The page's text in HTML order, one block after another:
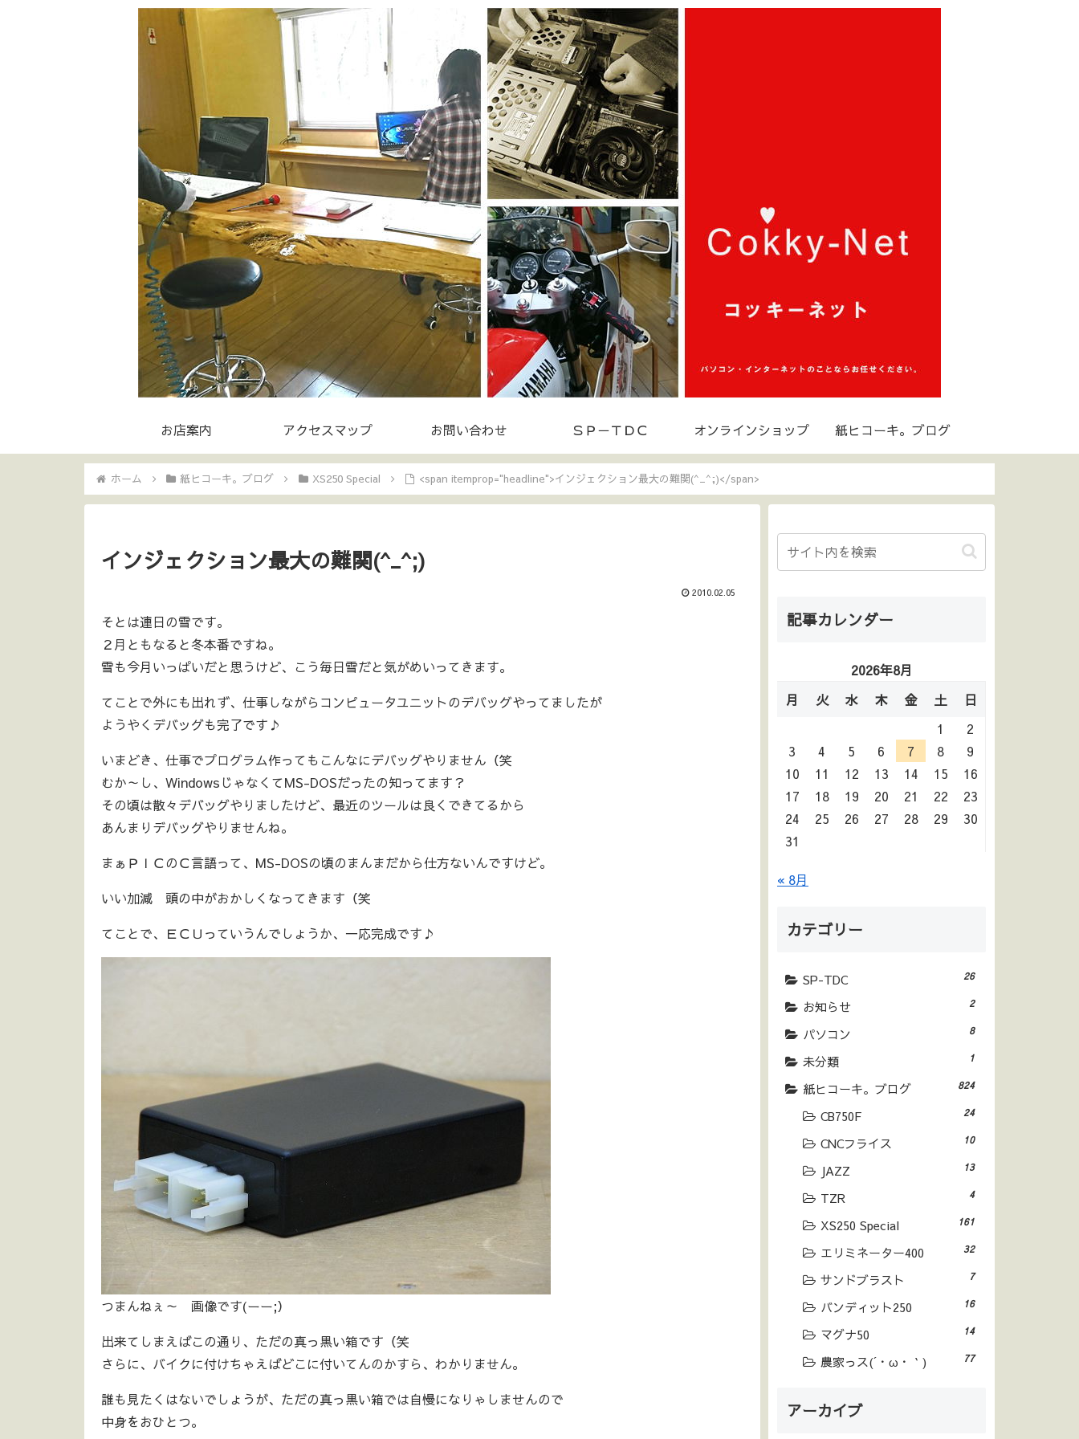
お店案内 アクセスマップ お問い合わせ ＳＰ－ＴＤＣ オンラインショップ 紙ヒコーキ。ブログ
ホーム 紙ヒコーキ。ブログ XS250 Special <span itemprop="headline">インジェクション最大の難関(^_^;)</span>
インジェクション最大の難関(^_^;)
2010.02.05
そとは連日の雪です。
２月ともなると冬本番ですね。
雪も今月いっぱいだと思うけど、こう毎日雪だと気がめいってきます。
てことで外にも出れず、仕事しながらコンピュータユニットのデバッグやってましたが
ようやくデバッグも完了です♪
いまどき、仕事でプログラム作ってもこんなにデバッグやりません（笑
むか～し、WindowsじゃなくてMS-DOSだったの知ってます？
その頃は散々デバッグやりましたけど、最近のツールは良くできてるから
あんまりデバッグやりませんね。
まぁＰＩＣのＣ言語って、MS-DOSの頃のまんまだから仕方ないんですけど。
いい加減 頭の中がおかしくなってきます（笑
てことで、ＥＣＵっていうんでしょうか、一応完成です♪
つまんねぇ～ 画像です(ーー;）
出来てしまえばこの通り、ただの真っ黒い箱です（笑
さらに、バイクに付けちゃえばどこに付いてんのかすら、わかりません。
誰も見たくはないでしょうが、ただの真っ黒い箱では自慢になりゃしませんので
中身をおひとつ。
記事カレンダー
2026年8月
月
火 水 木 金 土
日
1
2
3
4 5 6 7 8
9
10
11 12 13 14 15
16
17
18 19 20 21 22
23
24
25 26 27 28 29
30
31
« 8月
カテゴリー
SP-TDC 26
お知らせ 2
パソコン 8
未分類 1
紙ヒコーキ。ブログ 824
CB750F 24
CNCフライス 10
JAZZ 13
TZR 4
XS250 Special 161
エリミネーター400 32
サンドブラスト 7
バンディット250 16
マグナ50 14
農家っス(´・ω・｀) 77
アーカイブ